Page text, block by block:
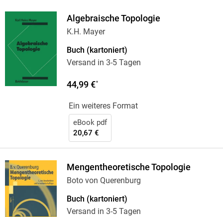
Algebraische Topologie
K.H. Mayer
Buch (kartoniert)
Versand in 3-5 Tagen
44,99 €*
Ein weiteres Format
eBook pdf
20,67 €
Mengentheoretische Topologie
Boto von Querenburg
Buch (kartoniert)
Versand in 3-5 Tagen